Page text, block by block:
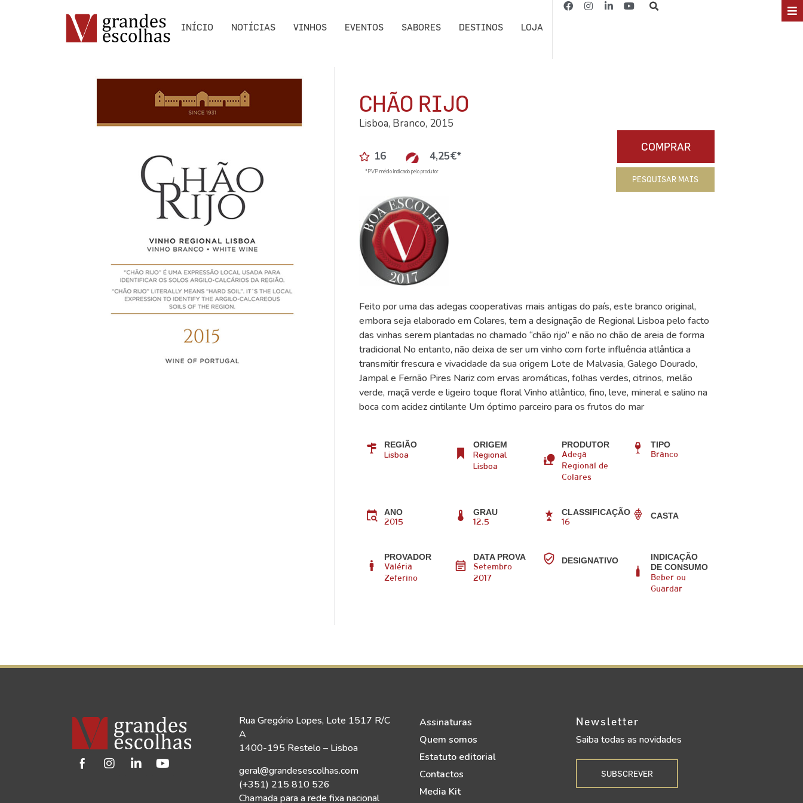
INÍCIO NOTÍCIAS VINHOS EVENTOS SABORES DESTINOS LOJA
CHÃO RIJO
Lisboa, Branco, 2015
16 4,25€*
*PVP médio indicado pelo produtor
COMPRAR
PESQUISAR MAIS
Feito por uma das adegas cooperativas mais antigas do país, este branco original,
embora seja elaborado em Colares, tem a designação de Regional Lisboa pelo facto
das vinhas serem plantadas no chamado “chão rijo” e não no chão de areia de forma
tradicional No entanto, não deixa de ser um vinho com forte influência atlântica a
transmitir frescura e vivacidade da sua origem Lote de Malvasia, Galego Dourado,
Jampal e Fernão Pires Nariz com ervas aromáticas, folhas verdes, citrinos, melão
verde, maçã verde e ligeiro toque floral Vinho atlântico, fino, leve, mineral e salino na
boca com acidez cintilante Um óptimo parceiro para os frutos do mar
REGIÃO
Lisboa
ORIGEM
Regional
Lisboa
PRODUTOR
Adega
Regional de
Colares
TIPO
Branco
ANO
2015
GRAU
12.5
CLASSIFICAÇÃO
16
CASTA
PROVADOR
Valéria
Zeferino
DATA PROVA
Setembro
2017
DESIGNATIVO
INDICAÇÃO
DE CONSUMO
Beber ou
Guardar
Rua Gregório Lopes, Lote 1517 R/C
A
1400-195 Restelo – Lisboa
geral@grandesescolhas.com
(+351) 215 810 526
Chamada para a rede fixa nacional
Assinaturas
Quem somos
Estatuto editorial
Contactos
Media Kit
Newsletter
Saiba todas as novidades
SUBSCREVER